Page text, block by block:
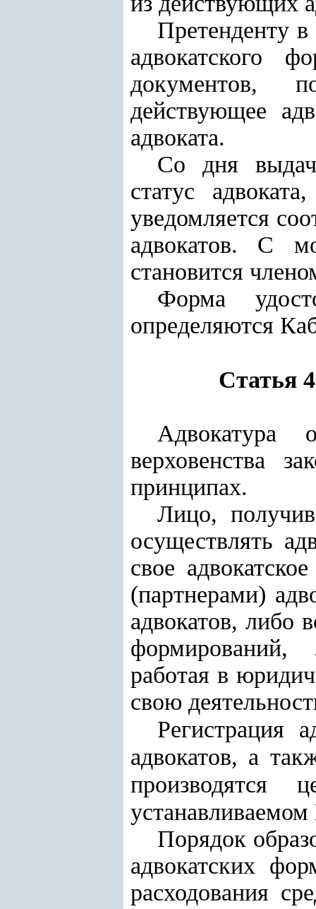
Претенденту
адвокатского
документов,
действующее
адвоката.
Со дня
статус
уведомляется
адвокатов. С
становится
Форма
определяются
Статья
Адвокатура
верховенства
принципах.
Лицо,
осуществлять
свое
(партнерами)
адвокатов, либо
формирований,
работая в
свою
Регистрация
адвокатов, а
производятся
Порядок
адвокатских
расходования